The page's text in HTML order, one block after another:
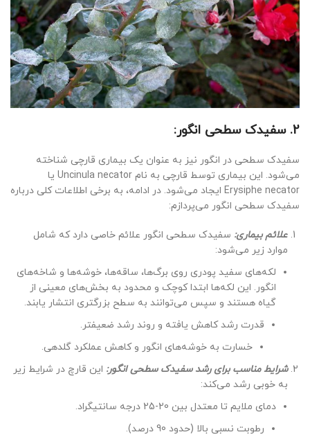
2. سفیدک سطحی انگور:
سفیدک سطحی در انگور نیز به عنوان یک بیماری قارچی شناخته
می‌شود. این بیماری توسط قارچی به نام Uncinula necator یا
Erysiphe necator ایجاد می‌شود. در ادامه، به برخی اطلاعات کلی درباره
سفیدک سطحی انگور می‌پردازم:
علائم بیماری: سفیدک سطحی انگور علائم خاصی دارد که شامل
موارد زیر می‌شود:
لکه‌های سفید پودری روی برگ‌ها، ساقه‌ها، خوشه‌ها و شاخه‌های
انگور. این لکه‌ها ابتدا کوچک و محدود به بخش‌های معینی از
گیاه هستند و سپس می‌توانند به سطح بزرگتری انتشار یابند.
قدرت رشد کاهش یافته و روند رشد ضعیفتر.
خسارت به خوشه‌های انگور و کاهش عملکرد گلدهی.
شرایط مناسب برای رشد سفیدک سطحی انگور: این قارچ در شرایط زیر
به خوبی رشد می‌کند:
دمای ملایم تا معتدل بین 20-25 درجه سانتیگراد.
رطوبت نسبی بالا (حدود 90 درصد).